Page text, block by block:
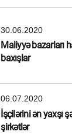
30.06.2020
Maliyyə bazarları
baxışlar
06.07.2020
İşçilərini ən yaxşı
şirkətlər